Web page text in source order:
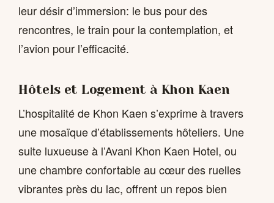
leur désir d’immersion: le bus pour des
rencontres, le train pour la contemplation, et
l’avion pour l’efficacité.
Hôtels et Logement à Khon Kaen
L’hospitalité de Khon Kaen s’exprime à travers
une mosaïque d’établissements hôteliers. Une
suite luxueuse à l’Avani Khon Kaen Hotel, ou
une chambre confortable au cœur des ruelles
vibrantes près du lac, offrent un repos bien